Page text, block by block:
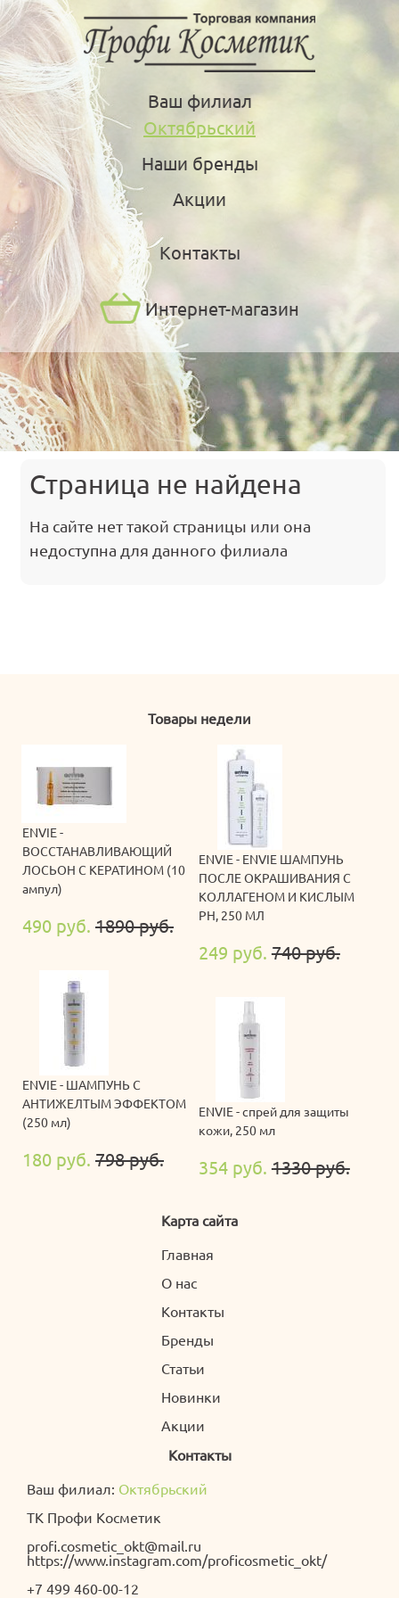
Ваш филиал
Октябрьский
Наши бренды
Акции
Контакты
Интернет-магазин
Страница не найдена
На сайте нет такой страницы или она
недоступна для данного филиала
Карта сайта
Главная
О нас
Контакты
Бренды
Статьи
Новинки
Акции
Товары недели
ENVIE -
ВОССТАНАВЛИВАЮЩИЙ
ЛОСЬОН С КЕРАТИНОМ (10
ампул)
490 руб. 1890 руб.
ENVIE - ШАМПУНЬ С
АНТИЖЕЛТЫМ ЭФФЕКТОМ
(250 мл)
180 руб. 798 руб.
ENVIE - ENVIE ШАМПУНЬ
ПОСЛЕ ОКРАШИВАНИЯ С
КОЛЛАГЕНОМ И КИСЛЫМ
PH, 250 МЛ
249 руб. 740 руб.
ENVIE - спрей для защиты
кожи, 250 мл
354 руб. 1330 руб.
Контакты
Ваш филиал: Октябрьский
ТК Профи Косметик
profi.cosmetic_okt@mail.ru
https://www.instagram.com/proficosmetic_okt/
+7 499 460-00-12